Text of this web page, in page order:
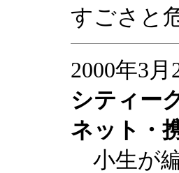
すごさと
2000年3月
シティー
ネット・
小生が